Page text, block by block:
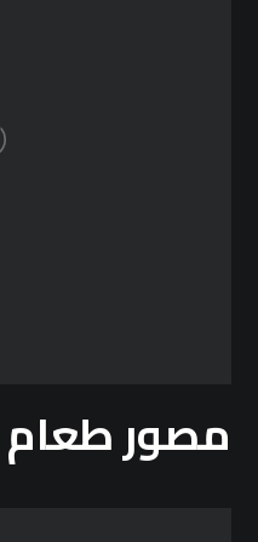
مصور طعام 0597447127